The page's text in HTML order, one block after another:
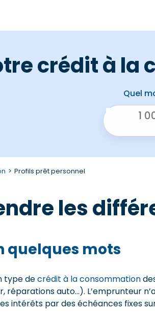
crédit à la
Quel
Profils prêt personnel
les
quelques mots
type decrédit à la consommation
auto…). L’emprunteur
intérêts par des échéances fixes